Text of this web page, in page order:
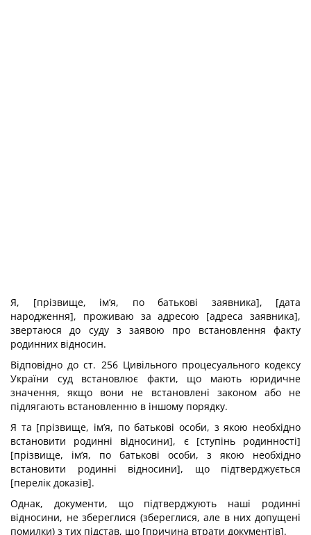
Я, [прізвище, ім’я, по батькові заявника], [дата
народження], проживаю за адресою [адреса заявника],
звертаюся до суду з заявою про встановлення факту
родинних відносин.
Відповідно до ст. 256 Цивільного процесуального кодексу
України суд встановлює факти, що мають юридичне
значення, якщо вони не встановлені законом або не
підлягають встановленню в іншому порядку.
Я та [прізвище, ім’я, по батькові особи, з якою необхідно
встановити родинні відносини], є [ступінь родинності]
[прізвище, ім’я, по батькові особи, з якою необхідно
встановити родинні відносини], що підтверджується
[перелік доказів].
Однак, документи, що підтверджують наші родинні
відносини, не збереглися (збереглися, але в них допущені
помилки) з тих підстав, що [причина втрати документів].